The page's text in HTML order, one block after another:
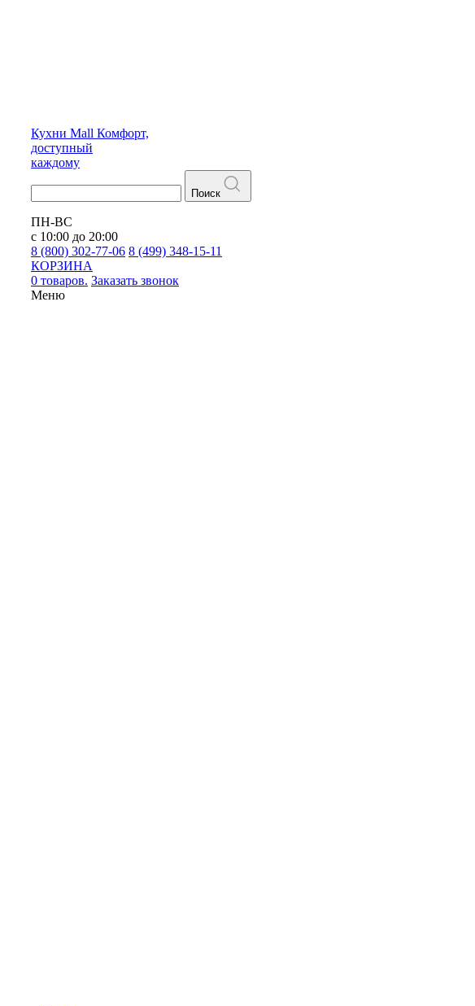
Кухни Mall Комфорт,
доступный
каждому
Поиск
ПН-ВС
с 10:00 до 20:00
8 (800) 302-77-06 8 (499) 348-15-11
КОРЗИНА
0 товаров. Заказать звонок
Меню